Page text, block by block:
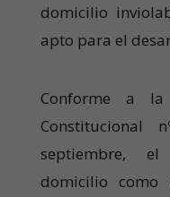
domicilio
apto para el
Conforme a la
Constitucional
septiembre, el
domicilio como